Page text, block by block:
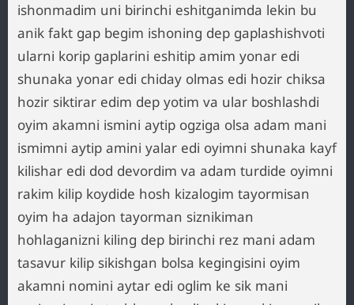
ishonmadim uni birinchi eshitganimda lekin bu
anik fakt gap begim ishoning dep gaplashishvoti
ularni korip gaplarini eshitip amim yonar edi
shunaka yonar edi chiday olmas edi hozir chiksa
hozir siktirar edim dep yotim va ular boshlashdi
oyim akamni ismini aytip ogziga olsa adam mani
ismimni aytip amini yalar edi oyimni shunaka kayf
kilishar edi dod devordim va adam turdide oyimni
rakim kilip koydide hosh kizalogim tayormisan
oyim ha adajon tayorman siznikiman
hohlaganizni kiling dep birinchi rez mani adam
tasavur kilip sikishgan bolsa kegingisini oyim
akamni nomini aytar edi oglim ke sik mani